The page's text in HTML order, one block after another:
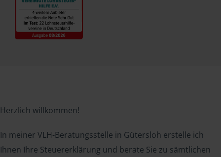
Herzlich willkommen!
In meiner VLH-Beratungsstelle in Gütersloh erstelle ich
Ihnen Ihre Steuererklärung und berate Sie zu sämtlichen